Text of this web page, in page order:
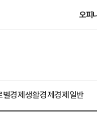
오피
벌경제생활경제경제일반